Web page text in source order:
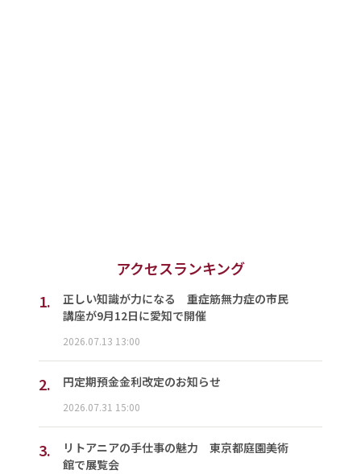
アクセスランキング
1.
正しい知識が力になる 重症筋無力症の市民
講座が9月12日に愛知で開催
2026.07.13 13:00
2. 円定期預金金利改定のお知らせ
2026.07.31 15:00
3.
リトアニアの手仕事の魅力 東京都庭園美術
館で展覧会